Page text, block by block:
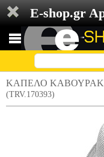
E-shop.gr
ΚΑΠΕΛΟ
(TRV.170393)